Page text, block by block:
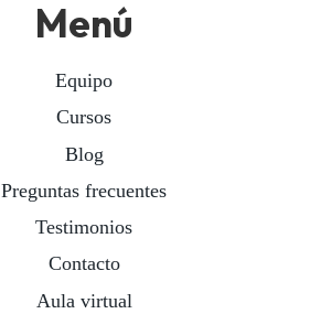
Menú
Equipo
Cursos
Blog
Preguntas frecuentes
Testimonios
Contacto
Aula virtual